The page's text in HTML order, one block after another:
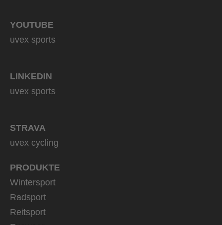
YOUTUBE
uvex sports
LINKEDIN
uvex sports
STRAVA
uvex cycling
PRODUKTE
Wintersport
Radsport
Reitsport